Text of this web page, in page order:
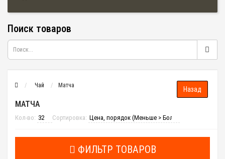
Поиск товаров
Чай Матча
МАТЧА
Кол-во: Сортировка:
ФИЛЬТР ТОВАРОВ